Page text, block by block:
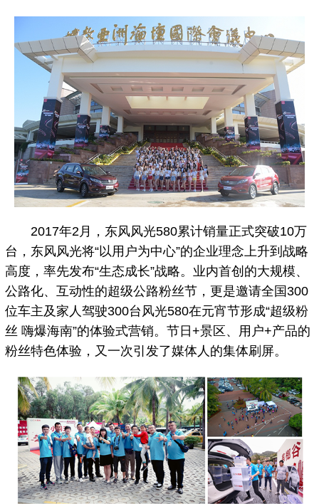
2017年2月，东风风光580累计销量正式突破10万
台，东风风光将“以用户为中心”的企业理念上升到战略
高度，率先发布“生态成长”战略。业内首创的大规模、
公路化、互动性的超级公路粉丝节，更是邀请全国300
位车主及家人驾驶300台风光580在元宵节形成“超级粉
丝 嗨爆海南”的体验式营销。节日+景区、用户+产品的
粉丝特色体验，又一次引发了媒体人的集体刷屏。